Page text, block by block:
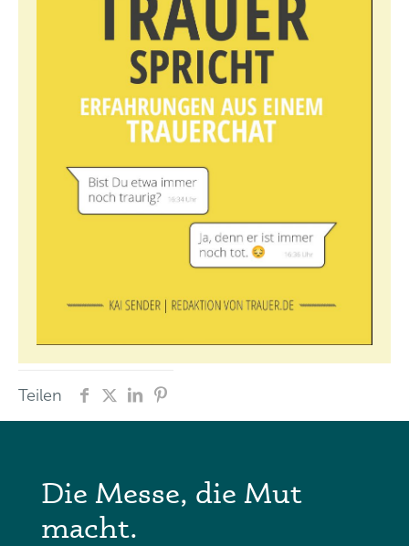
Teilen
Die Messe, die Mut
macht.